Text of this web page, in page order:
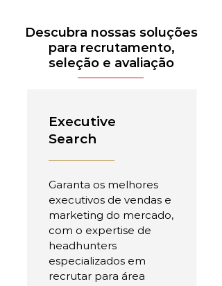
Descubra nossas soluções
para recrutamento,
seleção e avaliação
Executive
Search
Garanta os melhores
executivos de vendas e
marketing do mercado,
com o expertise de
headhunters
especializados em
recrutar para área